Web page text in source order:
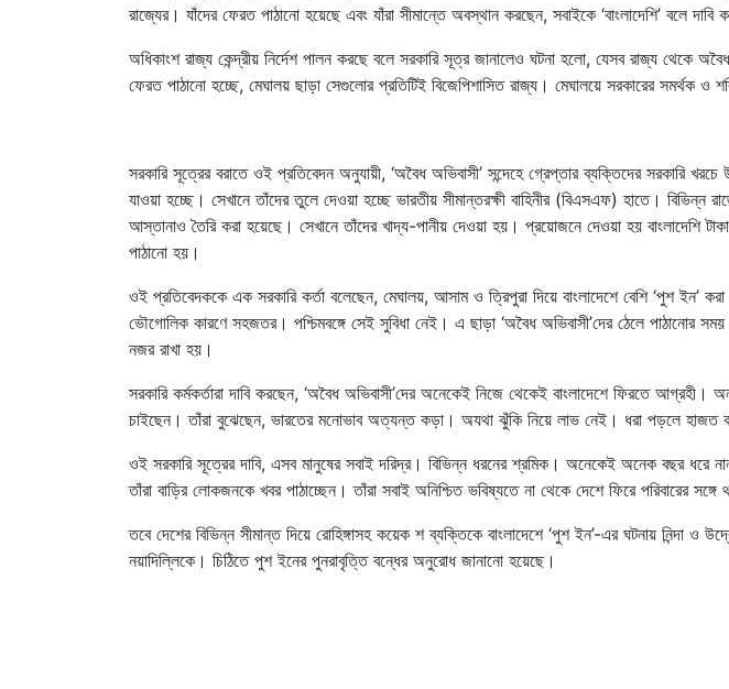
রাজ্যের। যাঁদের ফেরত পাঠানো হয়েছে এবং যাঁরা সীমান্তে অবস্থান করছেন, সবাইকে ‘বাংলাদেশি’ বলে দাবি
অধিকাংশ রাজ্য কেন্দ্রীয় নির্দেশ পালন করছে বলে সরকারি সূত্র জানালেও ঘটনা হলো, যেসব রাজ্য থেকে
ফেরত পাঠানো হচ্ছে, মেঘালয় ছাড়া সেগুলোর প্রতিটিই বিজেপিশাসিত রাজ্য। মেঘালয়ে সরকারের সমর্থক ও
সরকারি সূত্রের বরাতে ওই প্রতিবেদন অনুযায়ী, ‘অবৈধ অভিবাসী’ সন্দেহে গ্রেপ্তার ব্যক্তিদের সরকারি খরচে
যাওয়া হচ্ছে। সেখানে তাঁদের তুলে দেওয়া হচ্ছে ভারতীয় সীমান্তরক্ষী বাহিনীর (বিএসএফ) হাতে। বিভিন্ন
আস্তানাও তৈরি করা হয়েছে। সেখানে তাঁদের খাদ্য-পানীয় দেওয়া হয়। প্রয়োজনে দেওয়া হয় বাংলাদেশি
পাঠানো হয়।
ওই প্রতিবেদককে এক সরকারি কর্তা বলেছেন, মেঘালয়, আসাম ও ত্রিপুরা দিয়ে বাংলাদেশে বেশি ‘পুশ ইন’
ভৌগোলিক কারণে সহজতর। পশ্চিমবঙ্গে সেই সুবিধা নেই। এ ছাড়া ‘অবৈধ অভিবাসী’দের ঠেলে পাঠানোর
নজর রাখা হয়।
সরকারি কর্মকর্তারা দাবি করছেন, ‘অবৈধ অভিবাসী’দের অনেকেই নিজে থেকেই বাংলাদেশে ফিরতে
চাইছেন। তাঁরা বুঝেছেন, ভারতের মনোভাব অত্যন্ত কড়া। অযথা ঝুঁকি নিয়ে লাভ নেই। ধরা পড়লে হাজত
ওই সরকারি সূত্রের দাবি, এসব মানুষের সবাই দরিদ্র। বিভিন্ন ধরনের শ্রমিক। অনেকেই অনেক বছর ধরে
তাঁরা বাড়ির লোকজনকে খবর পাঠাচ্ছেন। তাঁরা সবাই অনিশ্চিত ভবিষ্যতে না থেকে দেশে ফিরে পরিবারের
তবে দেশের বিভিন্ন সীমান্ত দিয়ে রোহিঙ্গাসহ কয়েক শ ব্যক্তিকে বাংলাদেশে ‘পুশ ইন’-এর ঘটনায় নিন্দা ও
নয়াদিল্লিকে। চিঠিতে পুশ ইনের পুনরাবৃত্তি বন্ধের অনুরোধ জানানো হয়েছে।